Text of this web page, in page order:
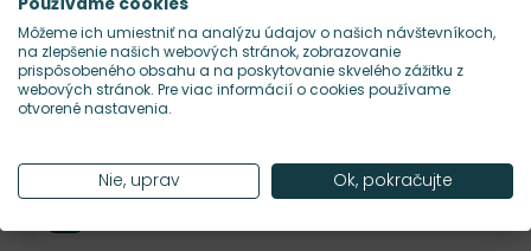
Habitus rastlinykompaktný
Môžeme ich umiestniť na analýzu údajov o našich návštevníkoch,
na zlepšenie našich webových stránok, zobrazovanie
prispôsobeného obsahu a na poskytovanie skvelého zážitku z
webových stránok. Pre viac informácií o cookies používame
otvorené nastavenia.
Nie, uprav Ok, pokračujte